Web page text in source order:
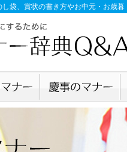
袋、賞状の書き方やお中元・お歳暮